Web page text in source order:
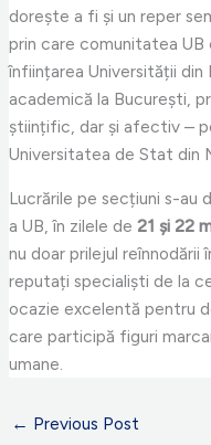
dorește a fi și un reper
prin care comunitatea UB
înființarea Universității
academică la București,
științific, dar și afectiv –
Universitatea de Stat din
Lucrările pe secțiuni s-au
a UB, în zilele de 21 și 22
nu doar prilejul
reputați specialiști de la
ocazie excelentă pentru
care participă figuri
umane.
← Previous Post